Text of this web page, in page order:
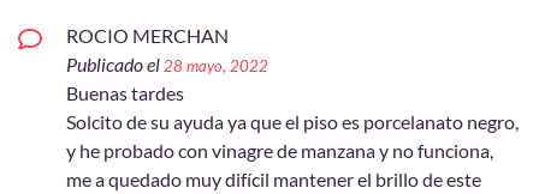
ROCIO MERCHAN
Publicado el 28 mayo, 2022
Buenas tardes
Solcito de su ayuda ya que el piso es porcelanato negro,
y he probado con vinagre de manzana y no funciona,
me a quedado muy difícil mantener el brillo de este